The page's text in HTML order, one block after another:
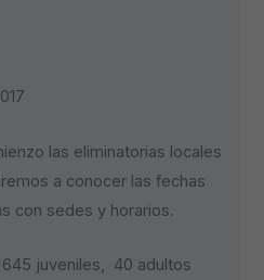
las eliminatorias locales
a conocer las fechas
con sedes y horarios.
juveniles, 40 adultos